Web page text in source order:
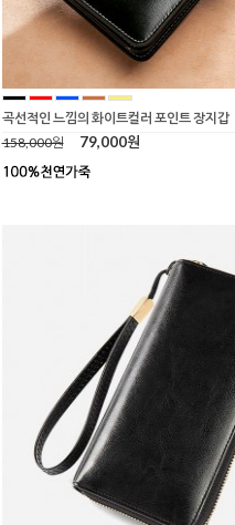
곡선적인 느낌의 화이트컬러 포인트 장지갑
158,000원
79,000원